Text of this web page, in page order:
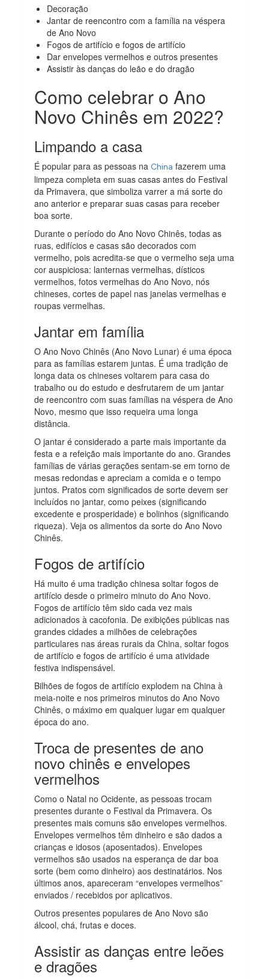
Decoração
Jantar de reencontro com a família na véspera
de Ano Novo
Fogos de artifício e fogos de artifício
Dar envelopes vermelhos e outros presentes
Assistir às danças do leão e do dragão
Como celebrar o Ano
Novo Chinês em 2022?
Limpando a casa
É popular para as pessoas na China fazerem uma
limpeza completa em suas casas antes do Festival
da Primavera, que simboliza varrer a má sorte do
ano anterior e preparar suas casas para receber
boa sorte.
Durante o período do Ano Novo Chinês, todas as
ruas, edifícios e casas são decorados com
vermelho, pois acredita-se que o vermelho seja uma
cor auspiciosa: lanternas vermelhas, dísticos
vermelhos, fotos vermelhas do Ano Novo, nós
chineses, cortes de papel nas janelas vermelhas e
roupas vermelhas.
Jantar em família
O Ano Novo Chinês (Ano Novo Lunar) é uma época
para as famílias estarem juntas. É uma tradição de
longa data os chineses voltarem para casa do
trabalho ou do estudo e desfrutarem de um jantar
de reencontro com suas famílias na véspera de Ano
Novo, mesmo que isso requeira uma longa
distância.
O jantar é considerado a parte mais importante da
festa e a refeição mais importante do ano. Grandes
famílias de várias gerações sentam-se em torno de
mesas redondas e apreciam a comida e o tempo
juntos. Pratos com significados de sorte devem ser
incluídos no jantar, como peixes (significando
excedente e prosperidade) e bolinhos (significando
riqueza). Veja os alimentos da sorte do Ano Novo
Chinês.
Fogos de artifício
Há muito é uma tradição chinesa soltar fogos de
artifício desde o primeiro minuto do Ano Novo.
Fogos de artifício têm sido cada vez mais
adicionados à cacofonia. De exibições públicas nas
grandes cidades a milhões de celebrações
particulares nas áreas rurais da China, soltar fogos
de artifício e fogos de artifício é uma atividade
festiva indispensável.
Bilhões de fogos de artifício explodem na China à
meia-noite e nos primeiros minutos do Ano Novo
Chinês, o máximo em qualquer lugar em qualquer
época do ano.
Troca de presentes de ano
novo chinês e envelopes
vermelhos
Como o Natal no Ocidente, as pessoas trocam
presentes durante o Festival da Primavera. Os
presentes mais comuns são envelopes vermelhos.
Envelopes vermelhos têm dinheiro e são dados a
crianças e idosos (aposentados). Envelopes
vermelhos são usados ​​na esperança de dar boa
sorte (bem como dinheiro) aos destinatários. Nos
últimos anos, apareceram “envelopes vermelhos”
enviados / recebidos por aplicativos.
Outros presentes populares de Ano Novo são
álcool, chá, frutas e doces.
Assistir as danças entre leões
e dragões